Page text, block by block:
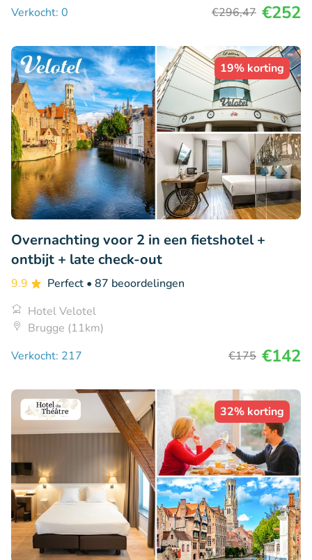
Verkocht: 0
€296,47 €252
19% korting
Overnachting voor 2 in een fietshotel +
ontbijt + late check-out
9.9 Perfect • 87 beoordelingen
Hotel Velotel
Brugge (11km)
Verkocht: 217
€175 €142
32% korting